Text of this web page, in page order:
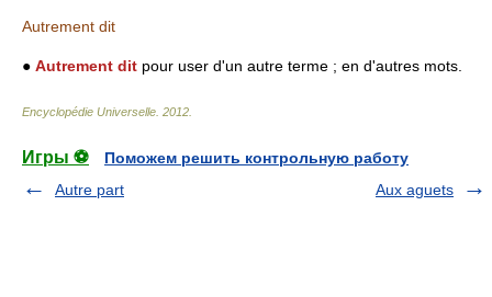
Autrement dit
● Autrement dit pour user d'un autre terme ; en d'autres mots.
Encyclopédie Universelle 2012
Игры ⚽
Поможем решить контрольную работу
Autre part
Aux aguets